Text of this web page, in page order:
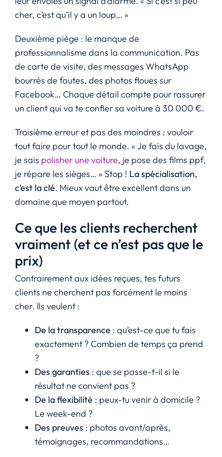
cher, c’est qu’il y a un loup… »
Deuxième piège : le manque de
professionnalisme dans la communication. Pas
de carte de visite, des messages WhatsApp
bourrés de fautes, des photos floues sur
Facebook… Chaque détail compte pour rassurer
un client qui va te confier sa voiture à 30 000 €.
Troisième erreur et pas des moindres : vouloir
tout faire pour tout le monde. « Je fais du lavage,
je sais polisher une voiture, je pose des films ppf,
je répare les sièges… » Stop ! La spécialisation,
c’est la clé. Mieux vaut être excellent dans un
domaine que moyen partout.
Ce que les clients recherchent
vraiment (et ce n’est pas que le
prix)
Contrairement aux idées reçues, tes futurs
clients ne cherchent pas forcément le moins
cher. Ils veulent :
De la transparence : qu’est-ce que tu fais
exactement ? Combien de temps ça prend
?
Des garanties : que se passe-t-il si le
résultat ne convient pas ?
De la flexibilité : peux-tu venir à domicile ?
Le week-end ?
Des preuves : photos avant/après,
témoignages, recommandations…